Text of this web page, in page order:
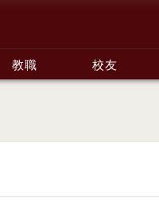
教職 校友